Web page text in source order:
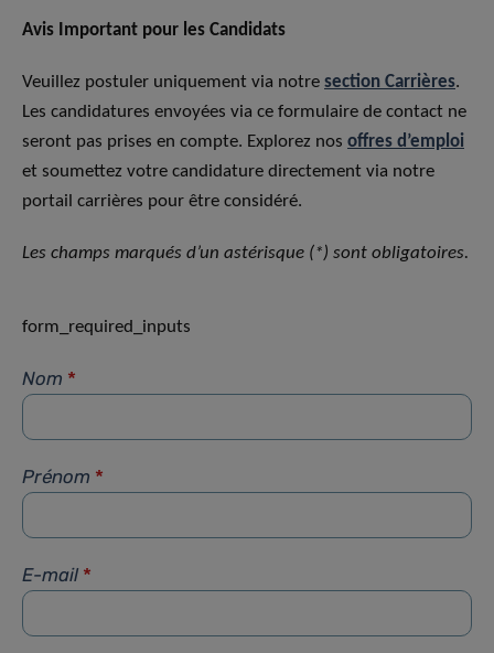
Avis Important pour les Candidats
Veuillez postuler uniquement via notre section Carrières.
Les candidatures envoyées via ce formulaire de contact ne
seront pas prises en compte. Explorez nos offres d’emploi
et soumettez votre candidature directement via notre
portail carrières pour être considéré.
Les champs marqués d’un astérisque (*) sont obligatoires.
form_required_inputs
Nom *
Prénom *
E-mail *